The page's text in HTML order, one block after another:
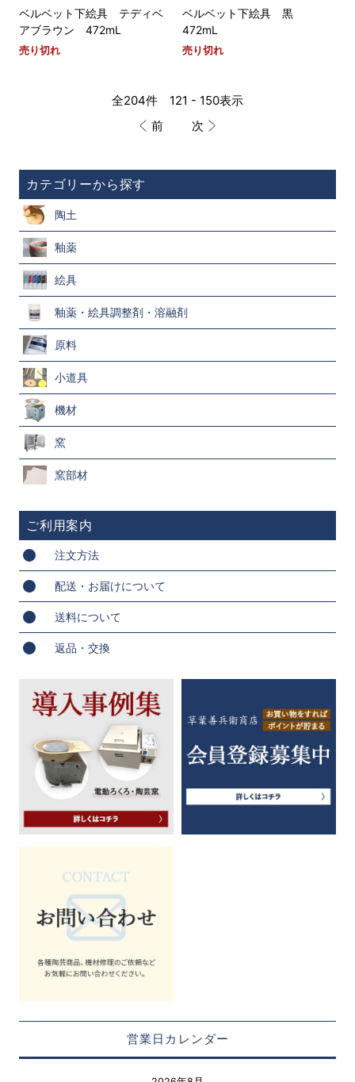
カテゴリーから探す
陶土
釉薬
絵具
釉薬・絵具調整剤・溶融剤
原料
小道具
機材
窯
窯部材
ご利用案内
注文方法
配送・お届けについて
送料について
返品・交換
営業日カレンダー
ベルベット下絵具 テディベ
アブラウン 472mL
売り切れ
ベルベット下絵具 黒
472mL
売り切れ
全204件 121 - 150表示
前
次